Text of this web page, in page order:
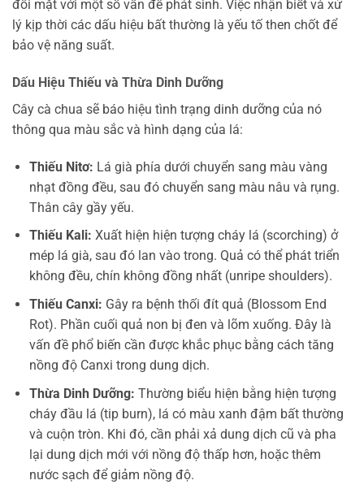
đối mặt với một số vấn đề phát sinh. Việc nhận biết và xử
lý kịp thời các dấu hiệu bất thường là yếu tố then chốt để
bảo vệ năng suất.
Dấu Hiệu Thiếu và Thừa Dinh Dưỡng
Cây cà chua sẽ báo hiệu tình trạng dinh dưỡng của nó
thông qua màu sắc và hình dạng của lá:
Thiếu Nitơ: Lá già phía dưới chuyển sang màu vàng
nhạt đồng đều, sau đó chuyển sang màu nâu và rụng.
Thân cây gầy yếu.
Thiếu Kali: Xuất hiện hiện tượng cháy lá (scorching) ở
mép lá già, sau đó lan vào trong. Quả có thể phát triển
không đều, chín không đồng nhất (unripe shoulders).
Thiếu Canxi: Gây ra bệnh thối đít quả (Blossom End
Rot). Phần cuối quả non bị đen và lõm xuống. Đây là
vấn đề phổ biến cần được khắc phục bằng cách tăng
nồng độ Canxi trong dung dịch.
Thừa Dinh Dưỡng: Thường biểu hiện bằng hiện tượng
cháy đầu lá (tip burn), lá có màu xanh đậm bất thường
và cuộn tròn. Khi đó, cần phải xả dung dịch cũ và pha
lại dung dịch mới với nồng độ thấp hơn, hoặc thêm
nước sạch để giảm nồng độ.